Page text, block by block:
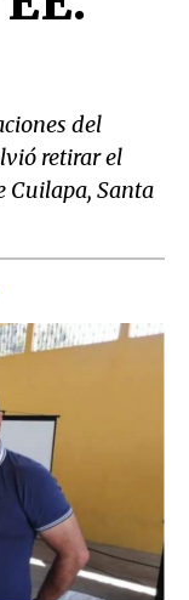
del
retirar el
Cuilapa, Santa